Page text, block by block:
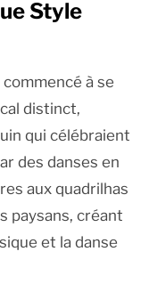
Style
à se
distinct,
qui célébraient
des danses en
aux quadrilhas
paysans, créant
et la danse